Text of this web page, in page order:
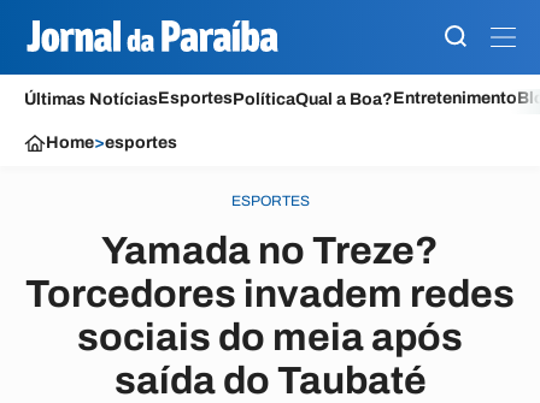
Últimas NotíciasEsportesPolíticaQual a Boa?Entretenimento
Home>esportes
ESPORTES
Yamada no Treze?
Torcedores invadem redes
sociais do meia após
saída do Taubaté